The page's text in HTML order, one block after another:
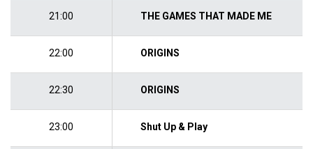
21:00 THE GAMES THAT MADE ME
22:00 ORIGINS
22:30 ORIGINS
23:00 Shut Up & Play